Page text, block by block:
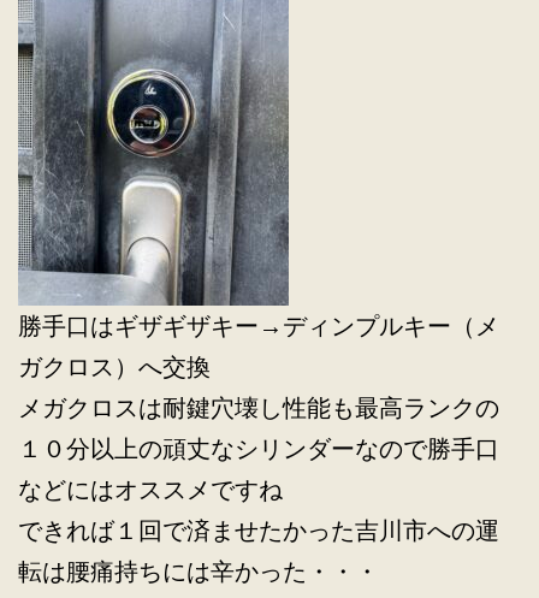
勝手口はギザギザキー→ディンプルキー（メ
ガクロス）へ交換
メガクロスは耐鍵穴壊し性能も最高ランクの
１０分以上の頑丈なシリンダーなので勝手口
などにはオススメですね
できれば１回で済ませたかった吉川市への運
転は腰痛持ちには辛かった・・・